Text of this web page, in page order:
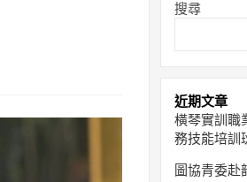
搜尋
近期文章
橫琴實訓職
務技能培訓
圖協青委赴